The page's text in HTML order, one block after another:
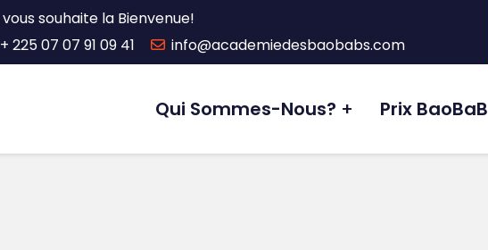
+ 225 07 07 91 09 41 info@academiedesbaobabs.com
souhaite la Bienvenue!
Qui Sommes-Nous? Prix BaoBaB